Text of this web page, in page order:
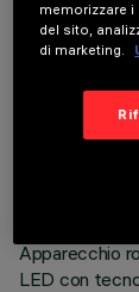
DATI
Apparecchio
LED con
memorizzare
del sito,
di marketing.